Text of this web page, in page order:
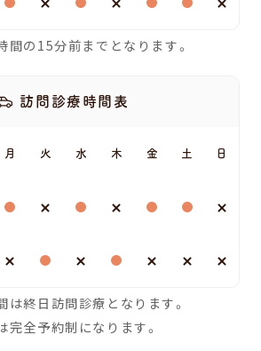
間の15分前までとなります。
訪問診療時間表
月 火 水 木 金 土 日
は終日訪問診療となります。
完全予約制になります。